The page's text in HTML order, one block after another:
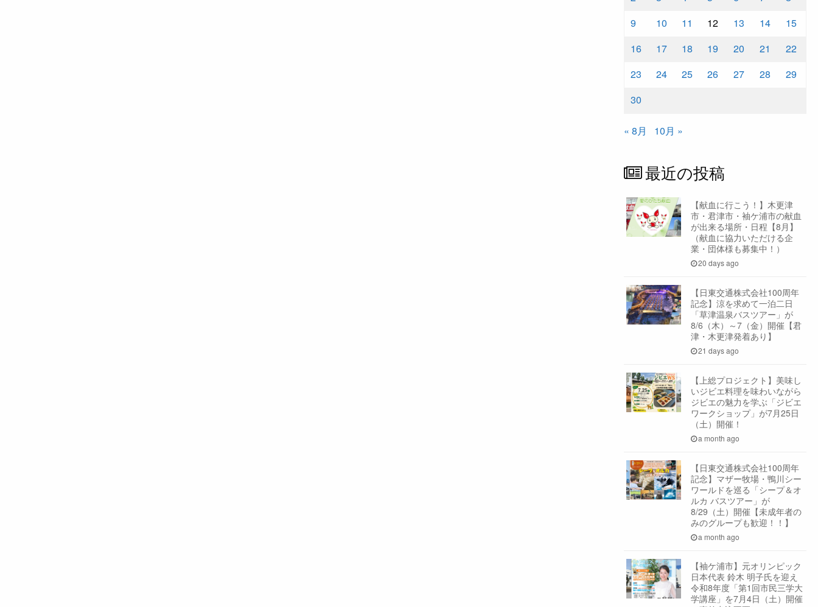
9
10 11 12 13 14
15
16
17 18 19 20 21
22
23
24 25 26 27 28
29
30
« 8月 10月 »
最近の投稿
【献血に行こう！】木更津
市・君津市・袖ケ浦市の献血
が出来る場所・日程【8月】
（献血に協力いただける企
業・団体様も募集中！）
20 days ago
【日東交通株式会社100周年
記念】涼を求めて一泊二日
「草津温泉バスツアー」が
8/6（木）～7（金）開催【君
津・木更津発着あり】
21 days ago
【上総プロジェクト】美味し
いジビエ料理を味わいながら
ジビエの魅力を学ぶ「ジビエ
ワークショップ」が7月25日
（土）開催！
a month ago
【日東交通株式会社100周年
記念】マザー牧場・鴨川シー
ワールドを巡る「シープ＆オ
ルカ バスツアー」が
8/29（土）開催【未成年者の
みのグループも歓迎！！】
a month ago
【袖ケ浦市】元オリンピック
日本代表 鈴木 明子氏を迎え
令和8年度「第1回市民三学大
学講座」を7月4日（土）開催